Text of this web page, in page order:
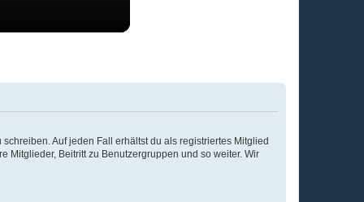
Auf jeden Fall erhältst du als registriertes Mitglied
Mitglieder, Beitritt zu Benutzergruppen und so weiter. Wir